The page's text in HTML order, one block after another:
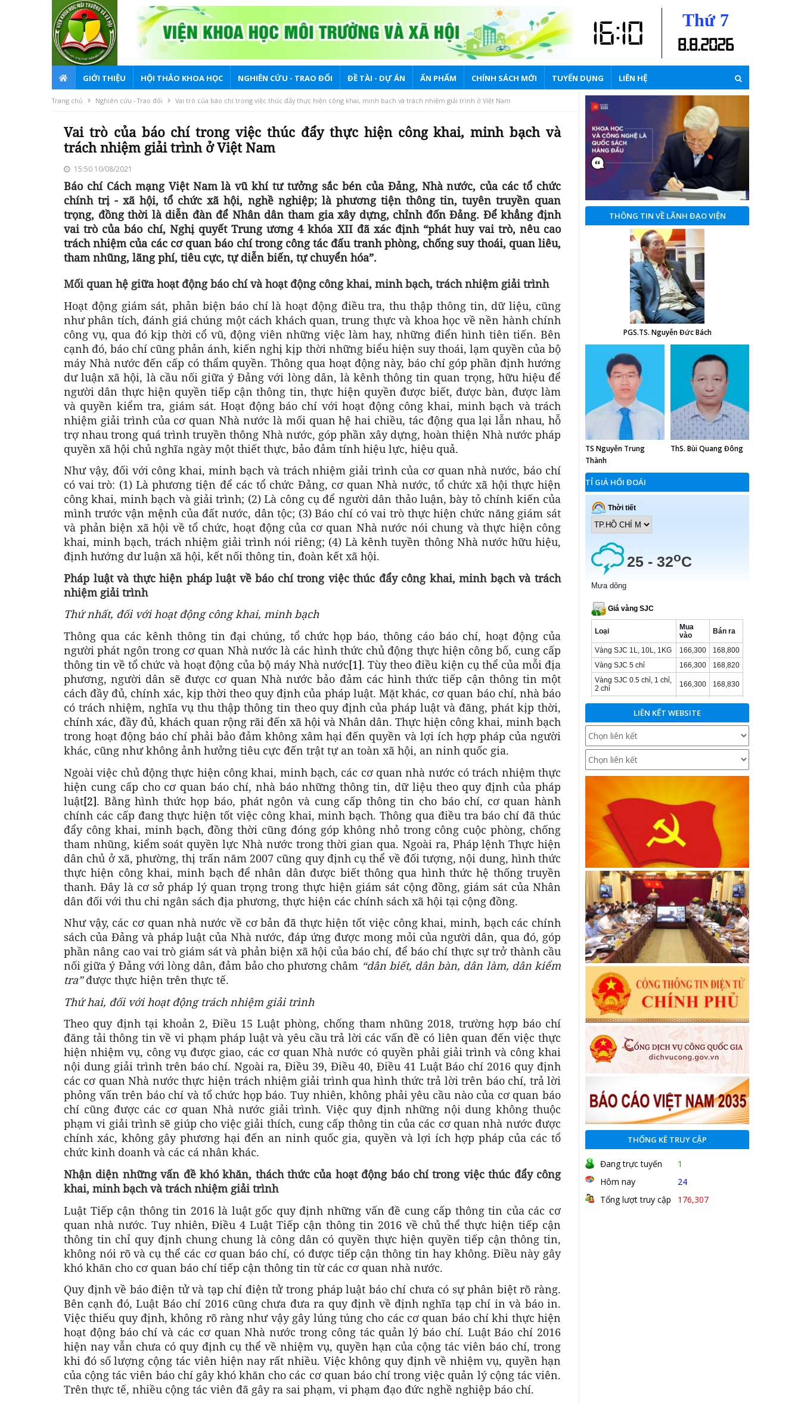
16:10 Thứ 7
8.8.2026
GIỚI THIỆU HỘI THẢO KHOA HỌC NGHIÊN CỨU - TRAO ĐỔI ĐỀ TÀI - DỰ ÁN ẤN PHẨM CHÍNH SÁCH MỚI TUYỂN DỤNG LIÊN HỆ
Trang chủ Nghiên cứu - Trao đổi Vai trò của báo chí trong việc thúc đẩy thực hiện công khai, minh bạch và trách nhiệm giải trình ở Việt Nam
Vai trò của báo chí trong việc thúc đẩy thực hiện công khai, minh bạch và
trách nhiệm giải trình ở Việt Nam
15:50 10/08/2021
Báo chí Cách mạng Việt Nam là vũ khí tư tưởng sắc bén của Đảng, Nhà nước, của các tổ chức
chính trị - xã hội, tổ chức xã hội, nghề nghiệp; là phương tiện thông tin, tuyên truyền quan
trọng, đồng thời là diễn đàn để Nhân dân tham gia xây dựng, chỉnh đốn Đảng. Để khẳng định
vai trò của báo chí, Nghị quyết Trung ương 4 khóa XII đã xác định “phát huy vai trò, nêu cao
trách nhiệm của các cơ quan báo chí trong công tác đấu tranh phòng, chống suy thoái, quan liêu,
tham nhũng, lãng phí, tiêu cực, tự diễn biến, tự chuyển hóa”.
Mối quan hệ giữa hoạt động báo chí và hoạt động công khai, minh bạch, trách nhiệm giải trình
Hoạt động giám sát, phản biện báo chí là hoạt động điều tra, thu thập thông tin, dữ liệu, cũng
như phân tích, đánh giá chúng một cách khách quan, trung thực và khoa học về nền hành chính
công vụ, qua đó kịp thời cổ vũ, động viên những việc làm hay, những điển hình tiên tiến. Bên
cạnh đó, báo chí cũng phản ánh, kiến nghị kịp thời những biểu hiện suy thoái, lạm quyền của bộ
máy Nhà nước đến cấp có thẩm quyền. Thông qua hoạt động này, báo chí góp phần định hướng
dư luận xã hội, là cầu nối giữa ý Đảng với lòng dân, là kênh thông tin quan trọng, hữu hiệu để
người dân thực hiện quyền tiếp cận thông tin, thực hiện quyền được biết, được bàn, được làm
và quyền kiểm tra, giám sát. Hoạt động báo chí với hoạt động công khai, minh bạch và trách
nhiệm giải trình của cơ quan Nhà nước là mối quan hệ hai chiều, tác động qua lại lẫn nhau, hỗ
trợ nhau trong quá trình truyền thông Nhà nước, góp phần xây dựng, hoàn thiện Nhà nước pháp
quyền xã hội chủ nghĩa ngày một thiết thực, bảo đảm tính hiệu lực, hiệu quả.
Như vậy, đối với công khai, minh bạch và trách nhiệm giải trình của cơ quan nhà nước, báo chí
có vai trò: (1) Là phương tiện để các tổ chức Đảng, cơ quan Nhà nước, tổ chức xã hội thực hiện
công khai, minh bạch và giải trình; (2) Là công cụ để người dân thảo luận, bày tỏ chính kiến của
mình trước vận mệnh của đất nước, dân tộc; (3) Báo chí có vai trò thực hiện chức năng giám sát
và phản biện xã hội về tổ chức, hoạt động của cơ quan Nhà nước nói chung và thực hiện công
khai, minh bạch, trách nhiệm giải trình nói riêng; (4) Là kênh tuyền thông Nhà nước hữu hiệu,
định hướng dư luận xã hội, kết nối thông tin, đoàn kết xã hội.
Pháp luật và thực hiện pháp luật về báo chí trong việc thúc đẩy công khai, minh bạch và trách
nhiệm giải trình
Thứ nhất, đối với hoạt động công khai, minh bạch
Thông qua các kênh thông tin đại chúng, tổ chức họp báo, thông cáo báo chí, hoạt động của
người phát ngôn trong cơ quan Nhà nước là các hình thức chủ động thực hiện công bố, cung cấp
thông tin về tổ chức và hoạt động của bộ máy Nhà nước[1]. Tùy theo điều kiện cụ thể của mỗi địa
phương, người dân sẽ được cơ quan Nhà nước bảo đảm các hình thức tiếp cận thông tin một
cách đầy đủ, chính xác, kịp thời theo quy định của pháp luật. Mặt khác, cơ quan báo chí, nhà báo
có trách nhiệm, nghĩa vụ thu thập thông tin theo quy định của pháp luật và đăng, phát kịp thời,
chính xác, đầy đủ, khách quan rộng rãi đến xã hội và Nhân dân. Thực hiện công khai, minh bạch
trong hoạt động báo chí phải bảo đảm không xâm hại đến quyền và lợi ích hợp pháp của người
khác, cũng như không ảnh hưởng tiêu cực đến trật tự an toàn xã hội, an ninh quốc gia.
Ngoài việc chủ động thực hiện công khai, minh bạch, các cơ quan nhà nước có trách nhiệm thực
hiện cung cấp cho cơ quan báo chí, nhà báo những thông tin, dữ liệu theo quy định của pháp
luật[2]. Bằng hình thức họp báo, phát ngôn và cung cấp thông tin cho báo chí, cơ quan hành
chính các cấp đang thực hiện tốt việc công khai, minh bạch. Thông qua điều tra báo chí đã thúc
đẩy công khai, minh bạch, đồng thời cũng đóng góp không nhỏ trong công cuộc phòng, chống
tham nhũng, kiểm soát quyền lực Nhà nước trong thời gian qua. Ngoài ra, Pháp lệnh Thực hiện
dân chủ ở xã, phường, thị trấn năm 2007 cũng quy định cụ thể về đối tượng, nội dung, hình thức
thực hiện công khai, minh bạch để nhân dân được biết thông qua hình thức hệ thống truyền
thanh. Đây là cơ sở pháp lý quan trọng trong thực hiện giám sát cộng đồng, giám sát của Nhân
dân đối với thu chi ngân sách địa phương, thực hiện các chính sách xã hội tại cộng đồng.
Như vậy, các cơ quan nhà nước về cơ bản đã thực hiện tốt việc công khai, minh, bạch các chính
sách của Đảng và pháp luật của Nhà nước, đáp ứng được mong mỏi của người dân, qua đó, góp
phần nâng cao vai trò giám sát và phản biện xã hội của báo chí, để báo chí thực sự trở thành cầu
nối giữa ý Đảng với lòng dân, đảm bảo cho phương châm “dân biết, dân bàn, dân làm, dân kiểm
tra”được thực hiện trên thực tế.
Thứ hai, đối với hoạt động trách nhiệm giải trình
Theo quy định tại khoản 2, Điều 15 Luật phòng, chống tham nhũng 2018, trường hợp báo chí
đăng tải thông tin về vi phạm pháp luật và yêu cầu trả lời các vấn đề có liên quan đến việc thực
hiện nhiệm vụ, công vụ được giao, các cơ quan Nhà nước có quyền phải giải trình và công khai
nội dung giải trình trên báo chí. Ngoài ra, Điều 39, Điều 40, Điều 41 Luật Báo chí 2016 quy định
các cơ quan Nhà nước thực hiện trách nhiệm giải trình qua hình thức trả lời trên báo chí, trả lời
phỏng vấn trên báo chí và tổ chức họp báo. Tuy nhiên, không phải yêu cầu nào của cơ quan báo
chí cũng được các cơ quan Nhà nước giải trình. Việc quy định những nội dung không thuộc
phạm vi giải trình sẽ giúp cho việc giải thích, cung cấp thông tin của các cơ quan nhà nước được
chính xác, không gây phương hại đến an ninh quốc gia, quyền và lợi ích hợp pháp của các tổ
chức kinh doanh và các cá nhân khác.
Nhận diện những vấn đề khó khăn, thách thức của hoạt động báo chí trong việc thúc đẩy công
khai, minh bạch và trách nhiệm giải trình
Luật Tiếp cận thông tin 2016 là luật gốc quy định những vấn đề cung cấp thông tin của các cơ
quan nhà nước. Tuy nhiên, Điều 4 Luật Tiếp cận thông tin 2016 về chủ thể thực hiện tiếp cận
thông tin chỉ quy định chung chung là công dân có quyền thực hiện quyền tiếp cận thông tin,
không nói rõ và cụ thể các cơ quan báo chí, có được tiếp cận thông tin hay không. Điều này gây
khó khăn cho cơ quan báo chí tiếp cận thông tin từ các cơ quan nhà nước.
Quy định về báo điện tử và tạp chí điện tử trong pháp luật báo chí chưa có sự phân biệt rõ ràng.
Bên cạnh đó, Luật Báo chí 2016 cũng chưa đưa ra quy định về định nghĩa tạp chí in và báo in.
Việc thiếu quy định, không rõ ràng như vậy gây lúng túng cho các cơ quan báo chí khi thực hiện
hoạt động báo chí và các cơ quan Nhà nước trong công tác quản lý báo chí. Luật Báo chí 2016
hiện nay vẫn chưa có quy định cụ thể về nhiệm vụ, quyền hạn của cộng tác viên báo chí, trong
khi đó số lượng cộng tác viên hiện nay rất nhiều. Việc không quy định về nhiệm vụ, quyền hạn
của cộng tác viên báo chí gây khó khăn cho các cơ quan báo chí trong việc quản lý cộng tác viên.
Trên thực tế, nhiều cộng tác viên đã gây ra sai phạm, vi phạm đạo đức nghề nghiệp báo chí.
THÔNG TIN VỀ LÃNH ĐẠO VIỆN
PGS.TS. Nguyễn Đức Bách
TS Nguyễn Trung
Thành
ThS. Bùi Quang Đông
TỈ GIÁ HỐI ĐOÁI
LIÊN KẾT WEBSITE
THỐNG KÊ TRUY CẬP
Đang trực tuyến
1
Hôm nay
24
Tổng lượt truy cập
176,307